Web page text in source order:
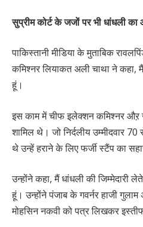
सुप्रीम कोर्ट के जजों पर भी धांधली का
पाकिस्तानी मीडिया के मुताबिक
कमिश्नर लियाकत अली चाथा ने कहा,
हूं।
इस काम में चीफ इलेक्शन कमिश्नर औऱ
शामिल थे। जो निर्दलीय उम्मीदवार
थे उन्हें हराने के लिए फर्जी स्टैंप का
उन्होंने कहा, मैं धांधली की जिम्मेदारी
हूं। उन्होंने पंजाब के गवर्नर हाजी
मोहसिन नकवी को पत्र लिखकर